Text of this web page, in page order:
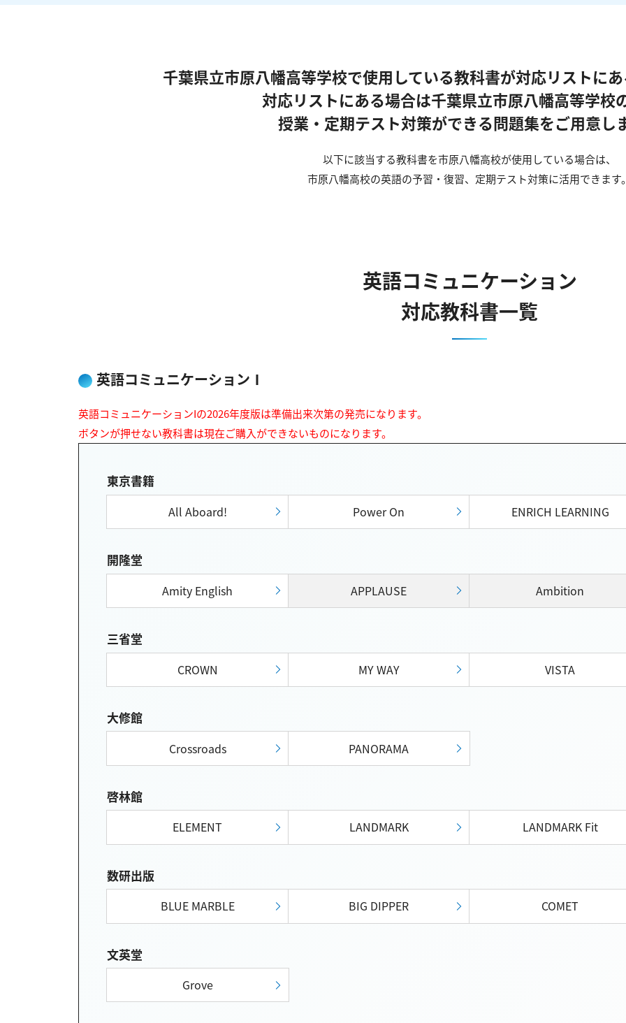
千葉県立市原八幡高等学校で使用している教科書が対応リストに
対応リストにある場合は千葉県立市原八幡高等学校
授業・定期テスト対策ができる問題集をご用意し
以下に該当する教科書を市原八幡高校が使用している場合は、
市原八幡高校の英語の予習・復習、定期テスト対策に活用できます
英語コミュニケーション
対応教科書一覧
英語コミュニケーションⅠ
英語コミュニケーションIの2026年度版は準備出来次第の発売になります。
ボタンが押せない教科書は現在ご購入ができないものになります。
東京書籍
All Aboard! Power On ENRICH LEARNING
開隆堂
Amity English APPLAUSE Ambition
三省堂
CROWN MY WAY VISTA
大修館
Crossroads PANORAMA
啓林館
ELEMENT LANDMARK LANDMARK Fit
数研出版
BLUE MARBLE BIG DIPPER COMET
文英堂
Grove